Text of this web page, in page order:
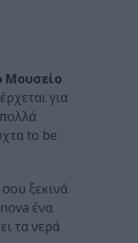
Μουσείο
για
to be
ξεκινά
ένα
τα νερά